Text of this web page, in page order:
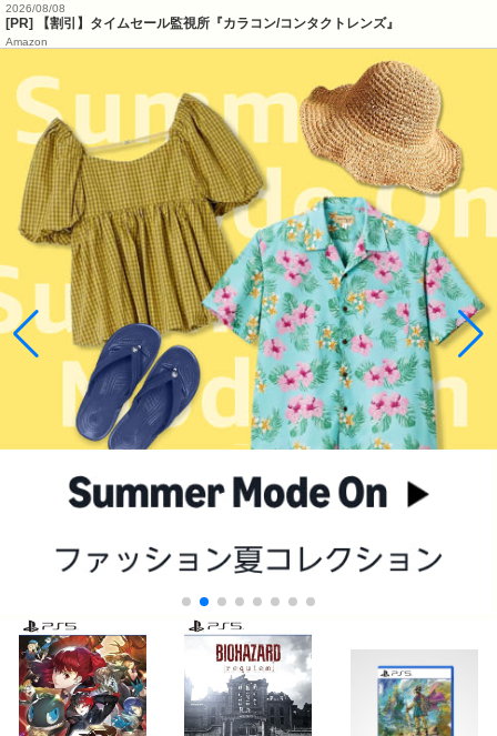
2026/08/08
[PR] 【割引】タイムセール監視所『カラコン/コンタクトレンズ』
Amazon